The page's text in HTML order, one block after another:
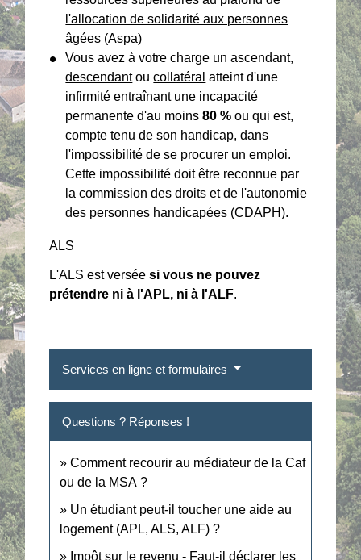
l'allocation de solidarité aux personnes
âgées (Aspa)
Vous avez à votre charge un ascendant,
descendantoucollatéral atteint d'une
infirmité entraînant une incapacité
permanente d'au moins80 % ou qui est,
compte tenu de son handicap, dans
l'impossibilité de se procurer un emploi.
Cette impossibilité doit être reconnue par
la commission des droits et de l'autonomie
des personnes handicapées (CDAPH).
ALS
L'ALS est verséesi vous ne pouvez
prétendre ni à l'APL, ni à l'ALF.
Services en ligne et formulaires
Questions ? Réponses !
Comment recourir au médiateur de la Caf
ou de la MSA ?
Un étudiant peut-il toucher une aide au
logement (APL, ALS, ALF) ?
Impôt sur le revenu - Faut-il déclarer les